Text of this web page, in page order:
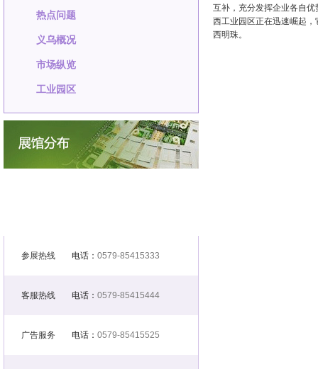
热点问题
义乌概况
市场纵览
工业园区
参展热线 电话： 0579-85415333
客服热线 电话： 0579-85415444
广告服务 电话： 0579-85415525
互补，充分发挥企业各自
西工业园区正在迅速崛起
西明珠。